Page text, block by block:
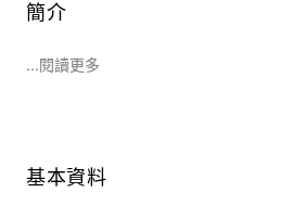
簡介
...閱讀更多
基本資料